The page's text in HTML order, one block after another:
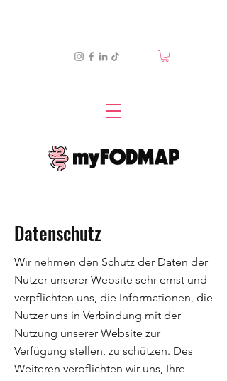
Datenschutz
Wir nehmen den Schutz der Daten der
Nutzer unserer Website sehr ernst und
verpflichten uns, die Informationen, die
Nutzer uns in Verbindung mit der
Nutzung unserer Website zur
Verfügung stellen, zu schützen. Des
Weiteren verpflichten wir uns, Ihre